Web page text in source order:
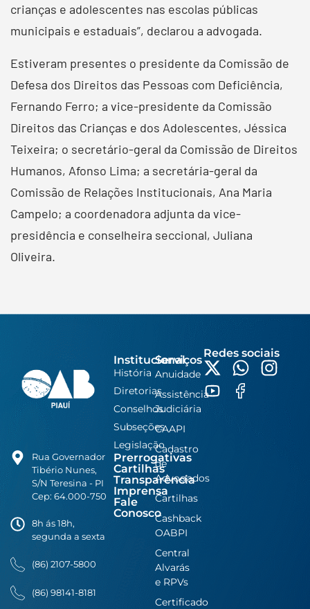
crianças e adolescentes nas escolas públicas
municipais e estaduais”, declarou a advogada.
Estiveram presentes o presidente da Comissão de
Defesa dos Direitos das Pessoas com Deficiência,
Fernando Ferro; a vice-presidente da Comissão
Direitos das Crianças e dos Adolescentes, Jéssica
Teixeira; o secretário-geral da Comissão de Direitos
Humanos, Afonso Lima; a secretária-geral da
Comissão de Relações Institucionais, Ana Maria
Campelo; a coordenadora adjunta da vice-
presidência e conselheira seccional, Juliana
Oliveira.
Rua Governador
Tibério Nunes,
S/N Teresina - PI
Cep: 64.000-750
8h ás 18h,
segunda a sexta
(86) 2107-5800
(86) 98141-8181
Institucional
História
Diretorias
Conselhos
Subseções
Legislação
Prerrogativas
Cartilhas
Transparência
Imprensa
Fale
Conosco
Serviços
Anuidade
Assistência
Judiciária
CAAPI
Cadastro
de
Advogados
Cartilhas
Cashback
OABPI
Central
Alvarás
e RPVs
Certificado
Redes sociais